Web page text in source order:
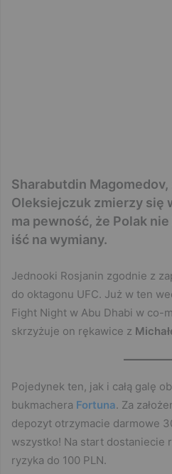
Sharabutdin Magomedov,
Oleksiejczuk zmierzy się
ma pewność, że Polak
iść na wymiany.
Jednooki Rosjanin zgodnie z
do oktagonu UFC. Już w ten
Fight Night w Abu Dhabi w co-
skrzyżuje on rękawice z
Pojedynek ten, jak i całą galę
bukmachera Fortuna. Za
depozyt otrzymacie darmowe
wszystko! Na start dostaniecie
ryzyka do 100 PLN.